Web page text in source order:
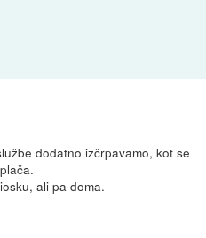
dodatno izčrpavamo, kot se
ali pa doma.